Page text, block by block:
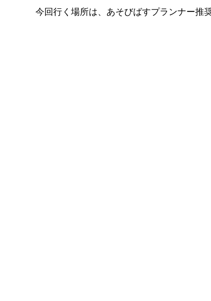
今回行く場所は、あそびばすプランナー推